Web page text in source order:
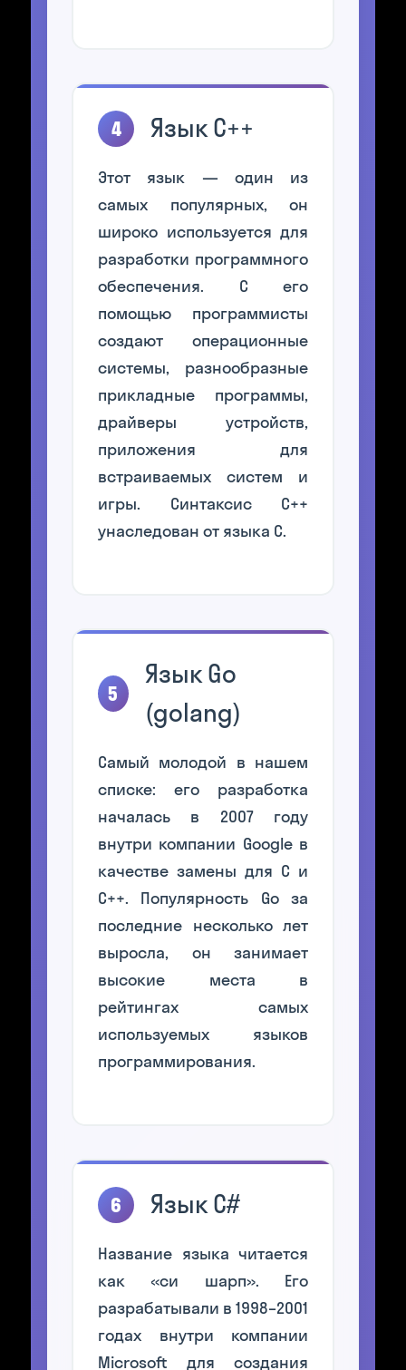
4 Язык C++
Этот язык — один из
самых популярных, он
широко используется для
разработки программного
обеспечения. С его
помощью программисты
создают операционные
системы, разнообразные
прикладные программы,
драйверы устройств,
приложения для
встраиваемых систем и
игры. Синтаксис C++
унаследован от языка C.
5
Язык Go
(golang)
Самый молодой в нашем
списке: его разработка
началась в 2007 году
внутри компании Google в
качестве замены для C и
C++. Популярность Go за
последние несколько лет
выросла, он занимает
высокие места в
рейтингах самых
используемых языков
программирования.
6 Язык C#
Название языка читается
как «си шарп». Его
разрабатывали в 1998–2001
годах внутри компании
Microsoft для создания